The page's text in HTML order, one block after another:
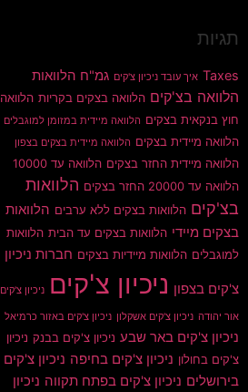
תגיות
Taxes איך עובד ניכיון צ'קים גמ"ח הלוואות
הלוואה בצ'קים הלוואה בצקים בקריות הלוואה
חוץ בנקאית בצקים הלוואה מיידית במזומן למוגבלים
הלוואה מיידית בצקים הלוואה מיידית בצקים בצפון
הלוואה מיידית החזר בצקים הלוואה עד 10000
הלוואה עד 20000 החזר בצקים
הלוואות
בצ'קים הלוואות בצקים ללא ערבים הלוואות
בצקים מיידי הלוואות בצקים עד הבית הלוואות
למוגבלים הלוואות מיידיות בצקים חברות ניכיון
צ'קים בצפון ניכיון צ'קים ניכיון צ'קים
אור יהודה ניכיון צ'קים אשקלון ניכיון צ'קים באזור כרמיאל
ניכיון צ'קים באר שבע ניכיון צ'קים בבנק ניכיון
צ'קים בחולון ניכיון צ'קים בחיפה ניכיון צ'קים
בירושלים ניכיון צ'קים בפתח תקווה ניכיון